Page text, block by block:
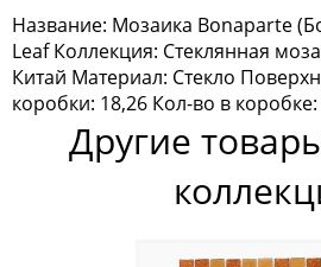
Мозаика Irida
Мозаика Keramograd
Мозаика Mir Mosaic
Мозаика NSmosaic
Название: Мозаика Bonaparte
Leaf Коллекция: Стеклянная
Китай Материал: Стекло
коробки: 18,26 Кол-во в
Другие